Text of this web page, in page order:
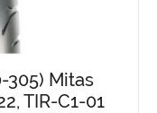
305) Mitas
TIR-C1-01